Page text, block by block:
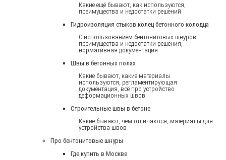
Какие ещё бывают, как используются,
преимущества и недостатки решений
Гидроизоляция стыков колец бетонного колодца
С использованием бентонитовых шнуров:
преимущества и недостатки решения,
нормативная документация
Швы в бетонных полах
Какие бывают, какие материалы
используются, регламентирующая
документация, всё про устройство
деформационных швов
Строительные швы в бетоне
Какие бывают, чем отличаются, материалы для
устройства швов
Про бентонитовые шнуры
Где купить в Москве